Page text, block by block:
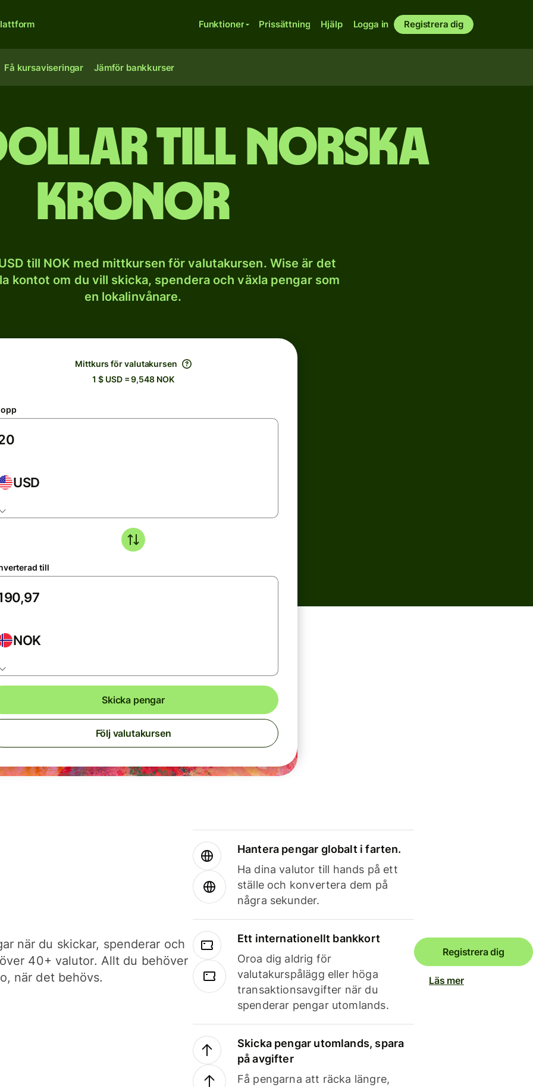
Funktioner Prissättning Hjälp Logga in Registrera dig
Få kursaviseringar Jämför bankkurser
dollar till norska
kronor
till NOK med mittkursen för valutakursen. Wise är det
kontot om du vill skicka, spendera och växla pengar som
en lokalinvånare.
Mittkurs för valutakursen
1 $ USD = 9,548 NOK
USD
till
NOK
Skicka pengar
Följ valutakursen
när du skickar, spenderar och
40+ valutor. Allt du behöver
när det behövs.
Hantera pengar globalt i farten.
Ha dina valutor till hands på ett
ställe och konvertera dem på
några sekunder.
Ett internationellt bankkort
Oroa dig aldrig för
valutakurspålägg eller höga
transaktionsavgifter när du
spenderar pengar utomlands.
Skicka pengar utomlands, spara
på avgifter
Få pengarna att räcka längre,
Registrera dig
Läs mer